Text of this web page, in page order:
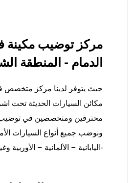
مركز توضيب مكينة
الدمام - المنطقة
حيث يتوفر لدينا مركز متخصص
مكائن السيارات الحديثة تحت
محترفين ومتخصصين في توضيب
ونوضب جميع أنواع السيارات
-اليابانية – الألمانية – الأوربية